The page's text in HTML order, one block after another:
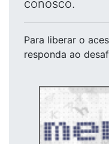
conosco.
Para liberar o
responda ao